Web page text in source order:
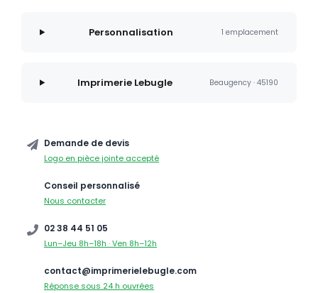
Personnalisation 1 emplacement
Imprimerie Lebugle Beaugency · 45190
Demande de devis
Logo en pièce jointe accepté
Conseil personnalisé
Nous contacter
02 38 44 51 05
Lun–Jeu 8h–18h · Ven 8h–12h
contact@imprimerielebugle.com
Réponse sous 24 h ouvrées